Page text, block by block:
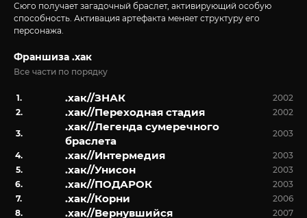
Сюго получает загадочный браслет, активирующий особую
способность. Активация артефакта меняет структуру его
персонажа.
Франшиза .хак
Все части по порядку
.хак//ЗНАК 2002
.хак//Переходная стадия 2002
.хак//Легенда сумеречного
браслета
2003
.хак//Интермедия 2003
.хак//Унисон 2003
.хак//ПОДАРОК 2003
.хак//Корни 2006
.хак//Вернувшийся 2007